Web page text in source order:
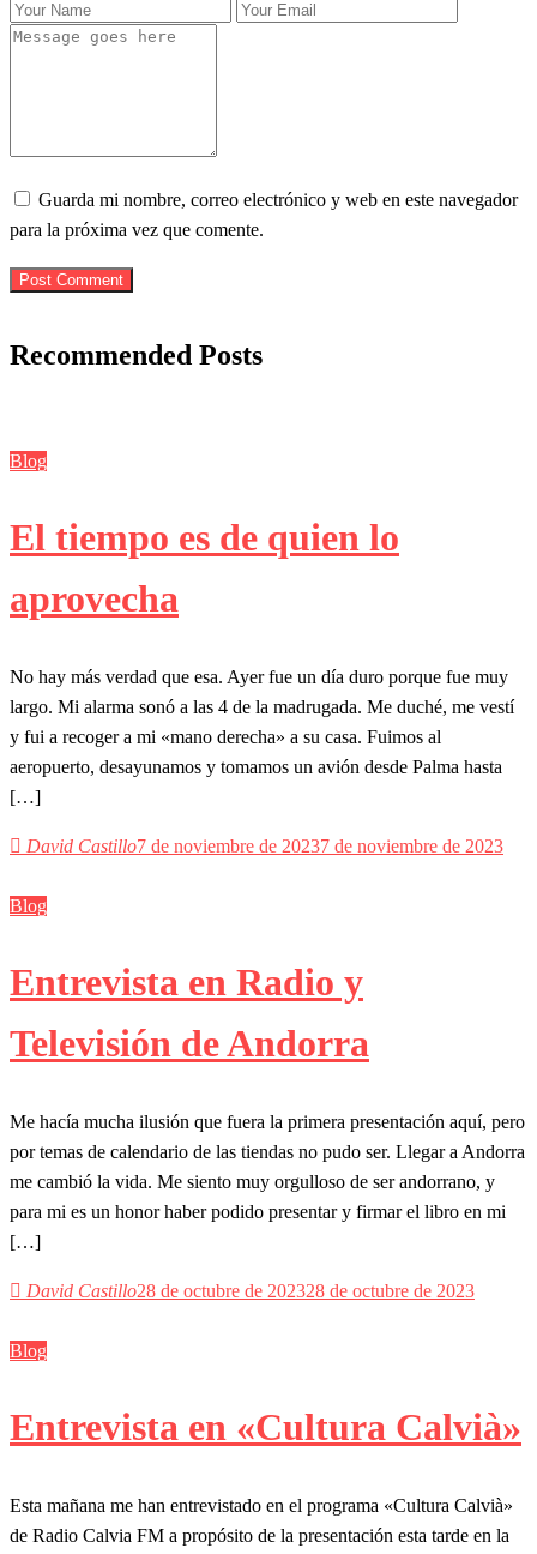
Guarda mi nombre, correo electrónico y web en este navegador
para la próxima vez que comente.
Post Comment
Recommended Posts
Blog
El tiempo es de quien lo
aprovecha
No hay más verdad que esa. Ayer fue un día duro porque fue muy
largo. Mi alarma sonó a las 4 de la madrugada. Me duché, me vestí
y fui a recoger a mi «mano derecha» a su casa. Fuimos al
aeropuerto, desayunamos y tomamos un avión desde Palma hasta
[…]
David Castillo7 de noviembre de 20237 de noviembre de 2023
Blog
Entrevista en Radio y
Televisión de Andorra
Me hacía mucha ilusión que fuera la primera presentación aquí, pero
por temas de calendario de las tiendas no pudo ser. Llegar a Andorra
me cambió la vida. Me siento muy orgulloso de ser andorrano, y
para mi es un honor haber podido presentar y firmar el libro en mi
[…]
David Castillo28 de octubre de 202328 de octubre de 2023
Blog
Entrevista en «Cultura Calvià»
Esta mañana me han entrevistado en el programa «Cultura Calvià»
de Radio Calvia FM a propósito de la presentación esta tarde en la